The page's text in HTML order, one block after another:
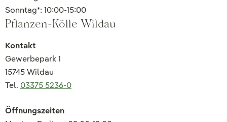
Sonntag*: 10:00-15:00
Pflanzen-Kölle Wildau
Kontakt
Gewerbepark 1
15745 Wildau
Tel. 03375 5236-0
Öffnungszeiten